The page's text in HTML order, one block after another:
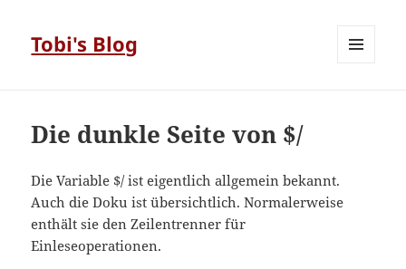
Tobi's Blog
Die dunkle Seite von $/
Die Variable $/ ist eigentlich allgemein bekannt.
Auch die Doku ist übersichtlich. Normalerweise
enthält sie den Zeilentrenner für
Einleseoperationen.